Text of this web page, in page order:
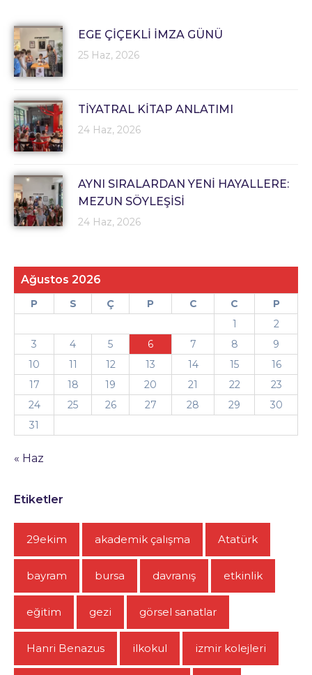
EGE ÇİÇEKLİ İMZA GÜNÜ
25 Haz, 2026
TİYATRAL KİTAP ANLATIMI
24 Haz, 2026
AYNI SIRALARDAN YENİ HAYALLERE:
MEZUN SÖYLEŞİSİ
24 Haz, 2026
Ağustos 2026
P S Ç P C C
P
1
2
3
4 5 6 7 8
9
10
11 12 13 14 15
16
17
18 19 20 21 22
23
24
25 26 27 28 29
30
31
« Haz
Etiketler
29ekim akademik çalışma Atatürk
bayram bursa davranış etkinlik
eğitim gezi görsel sanatlar
Hanri Benazus ilkokul izmir kolejleri